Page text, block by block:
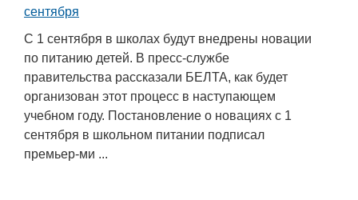
сентября
С 1 сентября в школах будут внедрены новации
по питанию детей. В пресс-службе
правительства рассказали БЕЛТА, как будет
организован этот процесс в наступающем
учебном году. Постановление о новациях с 1
сентября в школьном питании подписал
премьер-ми ...